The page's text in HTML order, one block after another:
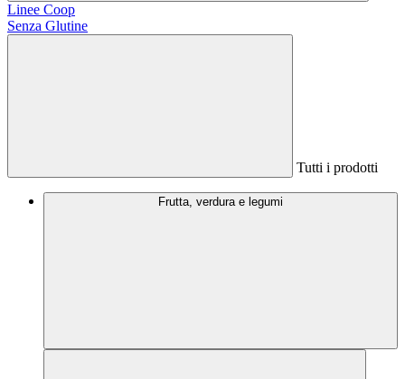
Linee Coop
Senza Glutine
Tutti i prodotti
Frutta, verdura e legumi